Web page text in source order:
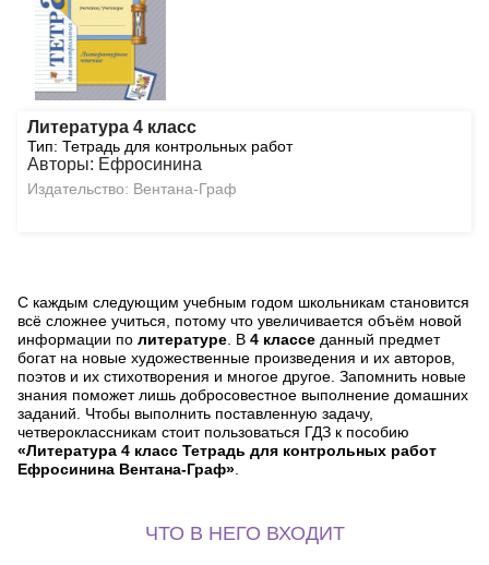
Литература 4 класс
Тип: Тетрадь для контрольных работ
Авторы: Ефросинина
Издательство: Вентана-Граф
С каждым следующим учебным годом школьникам становится
всё сложнее учиться, потому что увеличивается объём новой
информации по литературе . В 4 классе данный предмет
богат на новые художественные произведения и их авторов,
поэтов и их стихотворения и многое другое. Запомнить новые
знания поможет лишь добросовестное выполнение домашних
заданий. Чтобы выполнить поставленную задачу,
четвероклассникам стоит пользоваться ГДЗ к пособию
«Литература 4 класс Тетрадь для контрольных работ
Ефросинина Вентана-Граф»
ЧТО В НЕГО ВХОДИТ